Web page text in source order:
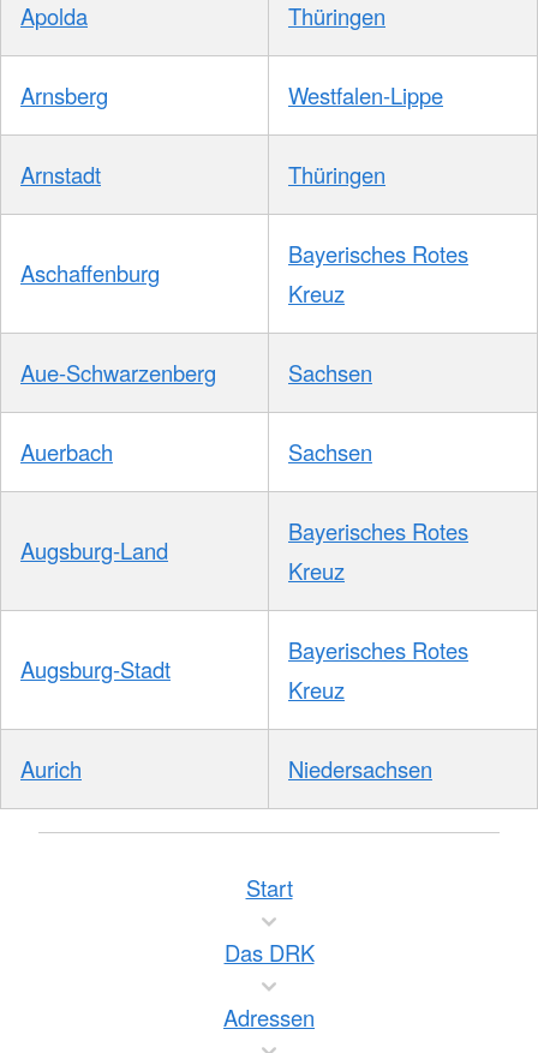
Apolda Thüringen
Arnsberg Westfalen-Lippe
Arnstadt Thüringen
Aschaffenburg
Bayerisches Rotes
Kreuz
Aue-Schwarzenberg Sachsen
Auerbach Sachsen
Augsburg-Land
Bayerisches Rotes
Kreuz
Augsburg-Stadt
Bayerisches Rotes
Kreuz
Aurich Niedersachsen
Start
Das DRK
Adressen